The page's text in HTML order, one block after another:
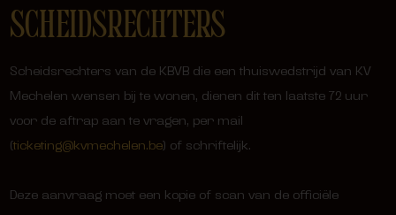
SCHEIDSRECHTERS
Scheidsrechters van de KBVB die een thuiswedstrijd van KV
Mechelen wensen bij te wonen, dienen dit ten laatste 72 uur
voor de aftrap aan te vragen, per mail
(ticketing@kvmechelen.be) of schriftelijk.
Deze aanvraag moet een kopie of scan van de officiële